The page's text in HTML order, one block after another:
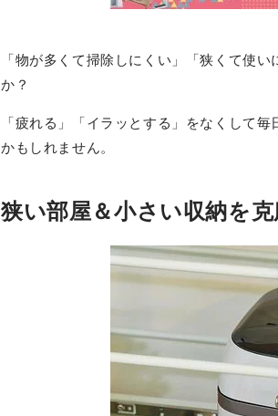
「物が多くて掃除しにくい」「狭くて使
か？
「疲れる」「イラッとする」をなくして
かもしれません。
狭い部屋＆小さい収納を